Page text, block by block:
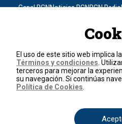
Canal RCNNoticias RCNRCN Radio
Un producto de RCN
Teléfono+57
Términos y
El uso de este sitio web implica
Términos y condiciones .
terceros para mejorar la
su navegación. Si continúas
Política de Cookies